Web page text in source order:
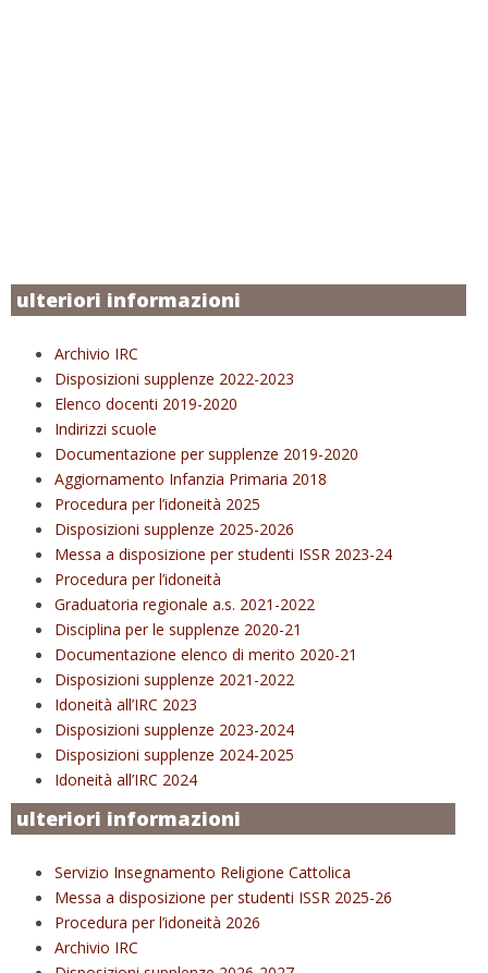
ulteriori informazioni
Archivio IRC
Disposizioni supplenze 2022-2023
Elenco docenti 2019-2020
Indirizzi scuole
Documentazione per supplenze 2019-2020
Aggiornamento Infanzia Primaria 2018
Procedura per l’idoneità 2025
Disposizioni supplenze 2025-2026
Messa a disposizione per studenti ISSR 2023-24
Procedura per l’idoneità
Graduatoria regionale a.s. 2021-2022
Disciplina per le supplenze 2020-21
Documentazione elenco di merito 2020-21
Disposizioni supplenze 2021-2022
Idoneità all’IRC 2023
Disposizioni supplenze 2023-2024
Disposizioni supplenze 2024-2025
Idoneità all’IRC 2024
ulteriori informazioni
Servizio Insegnamento Religione Cattolica
Messa a disposizione per studenti ISSR 2025-26
Procedura per l’idoneità 2026
Archivio IRC